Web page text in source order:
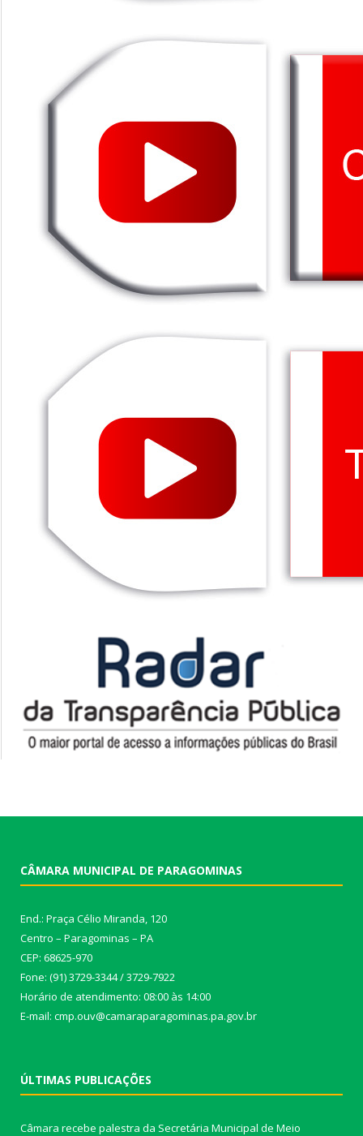
CÂMARA MUNICIPAL DE PARAGOMINAS
End.: Praça Célio Miranda, 120
Centro – Paragominas – PA
CEP: 68625-970
Fone: (91) 3729-3344 / 3729-7922
Horário de atendimento: 08:00 às 14:00
E-mail: cmp.ouv@camaraparagominas.pa.gov.br
ÚLTIMAS PUBLICAÇÕES
Câmara recebe palestra da Secretária Municipal de Meio